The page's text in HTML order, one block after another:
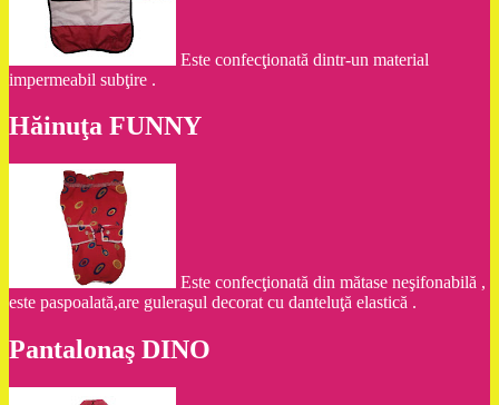
Este confecţionată dintr-un material
impermeabil subţire .
Hăinuţa FUNNY
Este confecţionată din mătase neşifonabilă ,
este paspoalată,are guleraşul decorat cu danteluţă elastică .
Pantalonaş DINO